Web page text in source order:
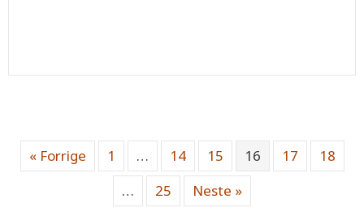
« Forrige 1 … 14 15 16 17
18
…
25 Neste »